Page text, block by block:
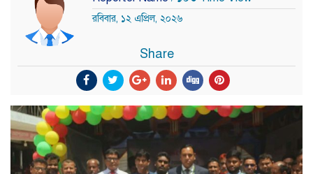
রবিবার, ১২ এপ্রিল, ২০২৬
Share